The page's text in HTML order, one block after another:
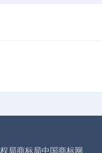
局商标局中国商标网